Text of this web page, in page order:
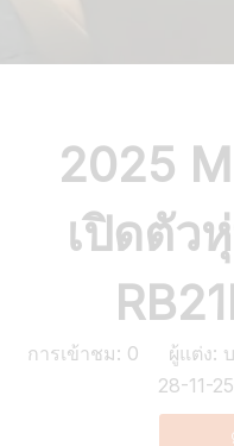
2025
เปิดตัว
การเข้าชม: 0 ผู้แต่ง: บ
28-11-